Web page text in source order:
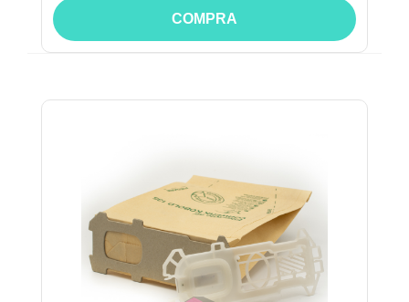
COMPRA